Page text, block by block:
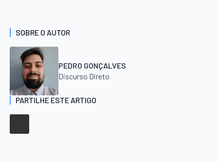
SOBRE O AUTOR
PEDRO GONÇALVES
Discurso Direto
PARTILHE ESTE ARTIGO